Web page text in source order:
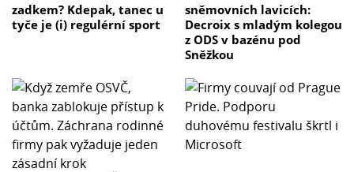
zadkem? Kdepak, tanec u
tyče je (i) regulérní sport
sněmovních lavicích:
Decroix s mladým kolegou
z ODS v bazénu pod
Sněžkou